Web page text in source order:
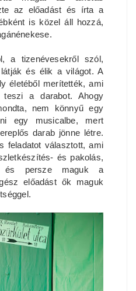
az előadást és írta a
is közel áll hozzá,
a tizenévesekről szól,
és élik a világot. A
életéből merítették, ami
teszi a darabot. Ahogy
nem könnyű egy
egy musicalbe, mert
darab jönne létre.
feladatot választott, ami
és pakolás,
és persze maguk a
előadást ők maguk